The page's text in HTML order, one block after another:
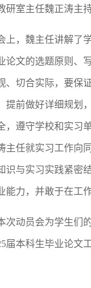
研室主任魏正涛主
上，魏主任讲解了
论文的选题原则、
、切合实际，要保
提前做好详细规划
，遵守学校和实习
主任就实习工作向
识与实习实践紧密
能力，并敢于在工
次动员会为学生们
届本科生毕业论文